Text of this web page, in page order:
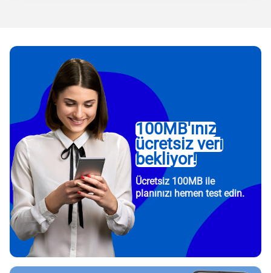
100MB'ınız
ücretsiz veri
bekliyor!
Ücretsiz 100MB ile
planınızı hemen test edin.